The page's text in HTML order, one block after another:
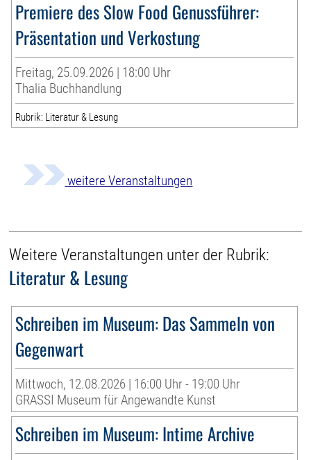
Premiere des Slow Food Genussführer:
Präsentation und Verkostung
Freitag, 25.09.2026 | 18:00 Uhr
Thalia Buchhandlung
Rubrik: Literatur & Lesung
weitere Veranstaltungen
Weitere Veranstaltungen unter der Rubrik:
Literatur & Lesung
Schreiben im Museum: Das Sammeln von
Gegenwart
Mittwoch, 12.08.2026 | 16:00 Uhr - 19:00 Uhr
GRASSI Museum für Angewandte Kunst
Schreiben im Museum: Intime Archive